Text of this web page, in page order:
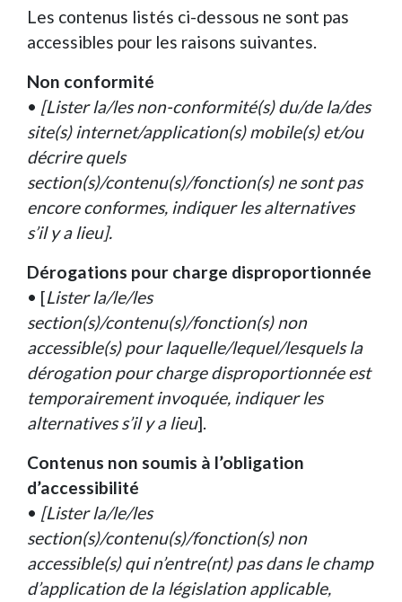
Les contenus listés ci-dessous ne sont pas
accessibles pour les raisons suivantes.
Non conformité
• [Lister la/les non-conformité(s) du/de la/des
site(s) internet/application(s) mobile(s) et/ou
décrire quels
section(s)/contenu(s)/fonction(s) ne sont pas
encore conformes, indiquer les alternatives
s’il y a lieu].
Dérogations pour charge disproportionnée
• [Lister la/le/les
section(s)/contenu(s)/fonction(s) non
accessible(s) pour laquelle/lequel/lesquels la
dérogation pour charge disproportionnée est
temporairement invoquée, indiquer les
alternatives s’il y a lieu].
Contenus non soumis à l’obligation
d’accessibilité
• [Lister la/le/les
section(s)/contenu(s)/fonction(s) non
accessible(s) qui n’entre(nt) pas dans le champ
d’application de la législation applicable,